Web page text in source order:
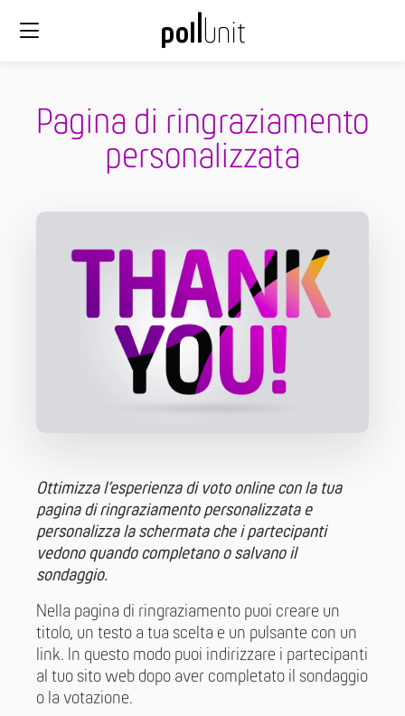
Pagina di ringraziamento
personalizzata
Ottimizza l’esperienza di voto online con la tua
pagina di ringraziamento personalizzata e
personalizza la schermata che i partecipanti
vedono quando completano o salvano il
sondaggio.
Nella pagina di ringraziamento puoi creare un
titolo, un testo a tua scelta e un pulsante con un
link. In questo modo puoi indirizzare i partecipanti
al tuo sito web dopo aver completato il sondaggio
o la votazione.